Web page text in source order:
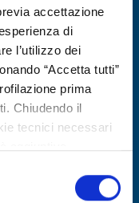
accettazione
di
l’utilizzo dei
“Accetta tutti”
prima
Chiudendo il
tecnici necessari
cookie policy.